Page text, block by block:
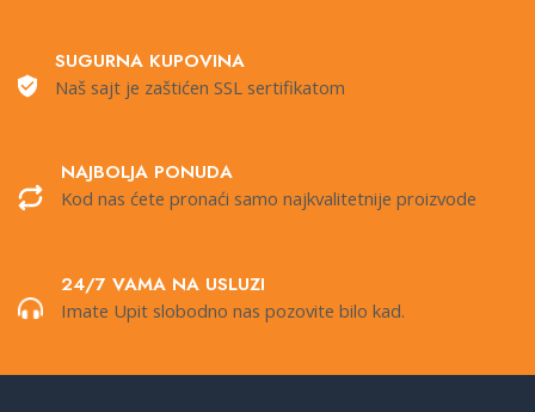
SUGURNA KUPOVINA
Naš sajt je zaštićen SSL sertifikatom
NAJBOLJA PONUDA
Kod nas ćete pronaći samo najkvalitetnije proizvode
24/7 VAMA NA USLUZI
Imate Upit slobodno nas pozovite bilo kad.